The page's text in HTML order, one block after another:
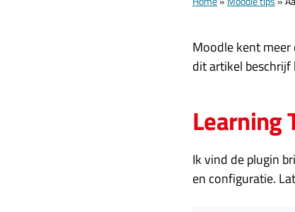
Moodle kent meer
dit artikel beschrijf
Learning
Ik vind de plugin
en configuratie.